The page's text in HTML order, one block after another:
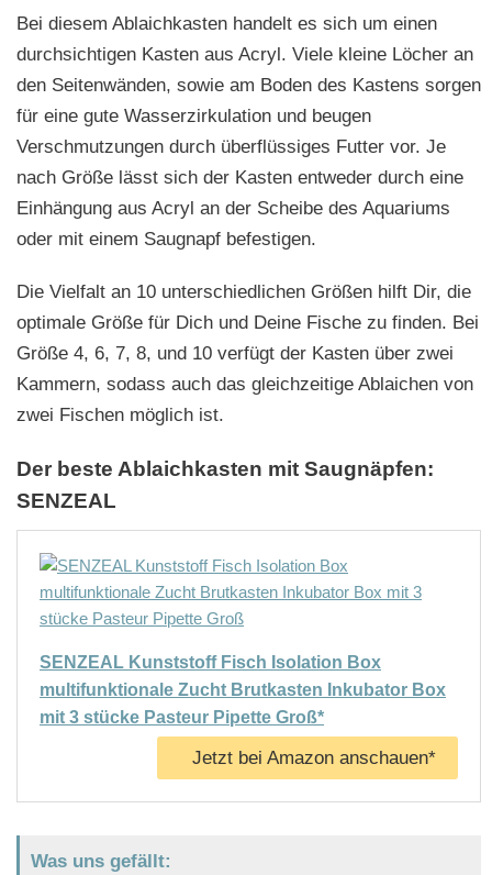
Bei diesem Ablaichkasten handelt es sich um einen
durchsichtigen Kasten aus Acryl. Viele kleine Löcher an
den Seitenwänden, sowie am Boden des Kastens sorgen
für eine gute Wasserzirkulation und beugen
Verschmutzungen durch überflüssiges Futter vor. Je
nach Größe lässt sich der Kasten entweder durch eine
Einhängung aus Acryl an der Scheibe des Aquariums
oder mit einem Saugnapf befestigen.
Die Vielfalt an 10 unterschiedlichen Größen hilft Dir, die
optimale Größe für Dich und Deine Fische zu finden. Bei
Größe 4, 6, 7, 8, und 10 verfügt der Kasten über zwei
Kammern, sodass auch das gleichzeitige Ablaichen von
zwei Fischen möglich ist.
Der beste Ablaichkasten mit Saugnäpfen:
SENZEAL
SENZEAL Kunststoff Fisch Isolation Box
multifunktionale Zucht Brutkasten Inkubator Box
mit 3 stücke Pasteur Pipette Groß*
Jetzt bei Amazon anschauen*
Was uns gefällt: